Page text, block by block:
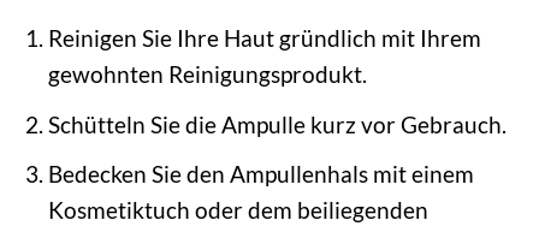
Reinigen Sie Ihre Haut gründlich mit Ihrem
gewohnten Reinigungsprodukt.
Schütteln Sie die Ampulle kurz vor Gebrauch.
Bedecken Sie den Ampullenhals mit einem
Kosmetiktuch oder dem beiliegenden